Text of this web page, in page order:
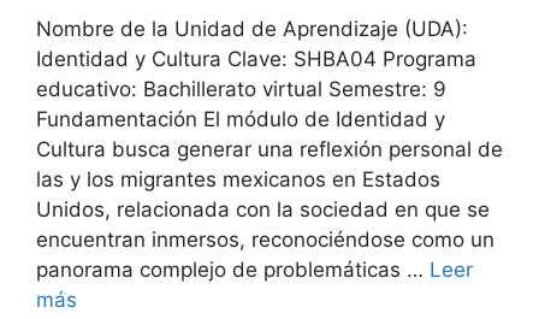
Nombre de la Unidad de Aprendizaje (UDA):
Identidad y Cultura Clave: SHBA04 Programa
educativo: Bachillerato virtual Semestre: 9
Fundamentación El módulo de Identidad y
Cultura busca generar una reflexión personal de
las y los migrantes mexicanos en Estados
Unidos, relacionada con la sociedad en que se
encuentran inmersos, reconociéndose como un
panorama complejo de problemáticas … Leer
más